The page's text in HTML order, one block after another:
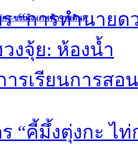
ง-ขงเม้ง (ภพฟ้า ภพดิน)”
“การทำนายด
งจุ้ย: ห้องน้ำ
ารเรียนการส
“คี้มึ้งตุ่งกะ ไ